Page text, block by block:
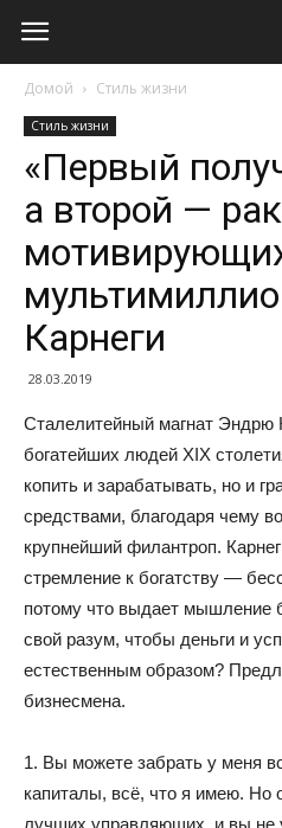
Домой Стиль жизни
Стиль жизни
«Первый
а второй —
Карнеги
28.03.2019
Сталелитейный магнат Эндрю
богатейших людей XIX
копить и зарабатывать, но и
средствами, благодаря чему
крупнейший филантроп.
стремление к богатству —
потому что выдает мышление
свой разум, чтобы деньги и
естественным образом?
бизнесмена.
1. Вы можете забрать у меня
капиталы, всё, что я имею. Но
лучших управляющих, и вы не